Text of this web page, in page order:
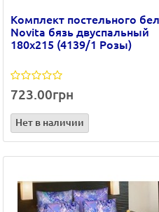
Комплект постельного
Novita бязь двуспальный
180х215 (4139/1 Розы)
723.00грн
Нет в наличии